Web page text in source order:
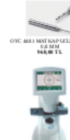
OYC 4481 MATKAP
0,8 MM
960,00 TL